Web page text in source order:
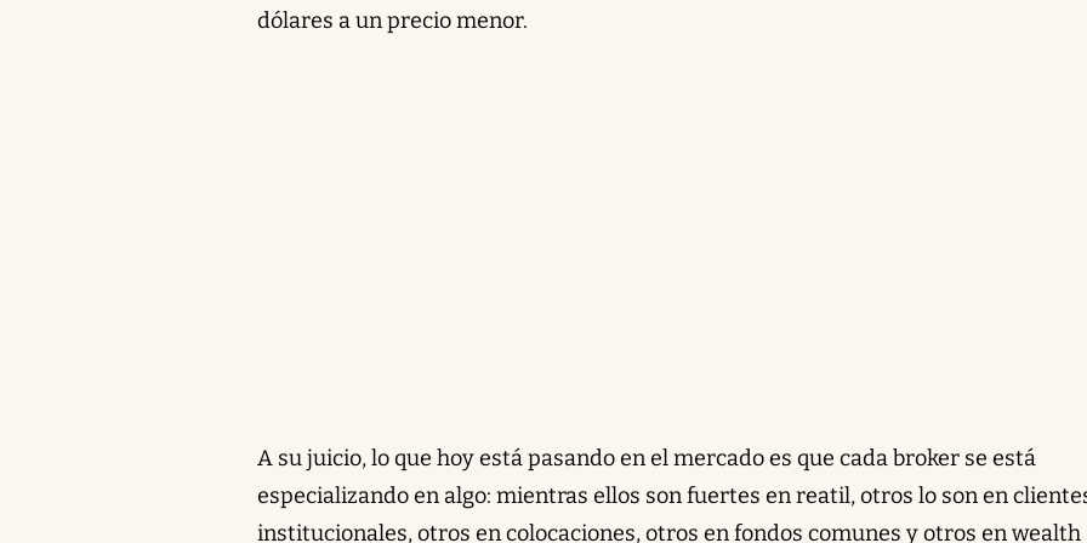
dólares a un precio menor.
A su juicio, lo que hoy está pasando en el mercado es que cada broker se está
especializando en algo: mientras ellos son fuertes en reatil, otros lo son en
institucionales, otros en colocaciones, otros en fondos comunes y otros en wealth